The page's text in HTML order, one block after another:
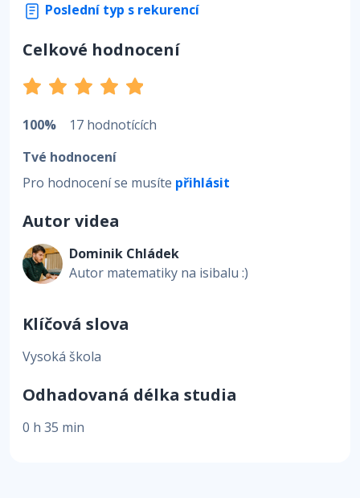
Poslední typ s rekurencí
Celkové hodnocení
100%
17 hodnotících
Tvé hodnocení
Pro hodnocení se musíte přihlásit
Autor videa
Dominik Chládek
Autor matematiky na isibalu :)
Klíčová slova
Vysoká škola
Odhadovaná délka studia
0 h 35 min